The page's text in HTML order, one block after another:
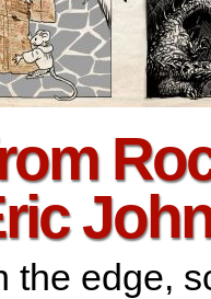
the edge,